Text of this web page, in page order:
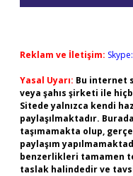
Reklam ve İletişim:
Yasal Uyarı: Bu internet
veya şahıs şirketi ile
Sitede yalnızca kendi
paylaşılmaktadır.
taşımamakta olup,
paylaşım
benzerlikleri tamamen
taslak halindedir ve